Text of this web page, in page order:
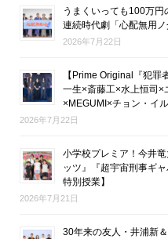
うまくいっても100万円
連続時代劇「心配無用
2026年7月22日
【Prime Original『犯罪
一生×斎藤工×水上恒司×
×MEGUMI×チョン・イル
2026年7月22日
小学校プレミア！今井
ッツ』『超宇宙刑事ギ
特別授業】
2026年7月21日
30年来の友人・井浦新